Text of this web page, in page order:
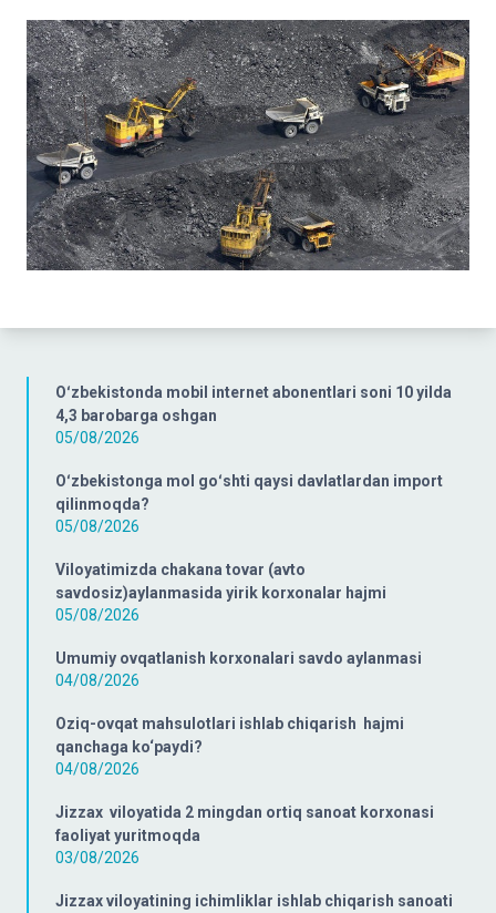
Oʻzbekistonda mobil internet abonentlari soni 10 yilda
4,3 barobarga oshgan
05/08/2026
Oʻzbekistonga mol goʻshti qaysi davlatlardan import
qilinmoqda?
05/08/2026
Viloyatimizda chakana tovar (avto
savdosiz)aylanmasida yirik korxonalar hajmi
05/08/2026
Umumiy ovqatlanish korxonalari savdo aylanmasi
04/08/2026
Oziq-ovqat mahsulotlari ishlab chiqarish hajmi
qanchaga ko‘paydi?
04/08/2026
Jizzax viloyatida 2 mingdan ortiq sanoat korxonasi
faoliyat yuritmoqda
03/08/2026
Jizzax viloyatining ichimliklar ishlab chiqarish sanoati